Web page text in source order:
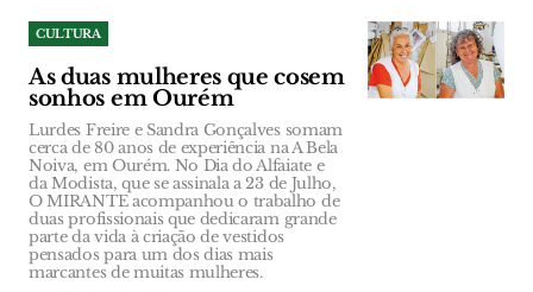
CULTURA
As duas mulheres que cosem
sonhos em Ourém
Lurdes Freire e Sandra Gonçalves somam
cerca de 80 anos de experiência na A Bela
Noiva, em Ourém. No Dia do Alfaiate e
da Modista, que se assinala a 23 de Julho,
O MIRANTE acompanhou o trabalho de
duas profissionais que dedicaram grande
parte da vida à criação de vestidos
pensados para um dos dias mais
marcantes de muitas mulheres.